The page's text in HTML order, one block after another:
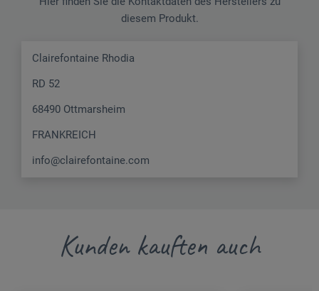
diesem Produkt.
Clairefontaine Rhodia
RD 52
68490 Ottmarsheim
FRANKREICH
info@clairefontaine.com
Kunden kauften auch